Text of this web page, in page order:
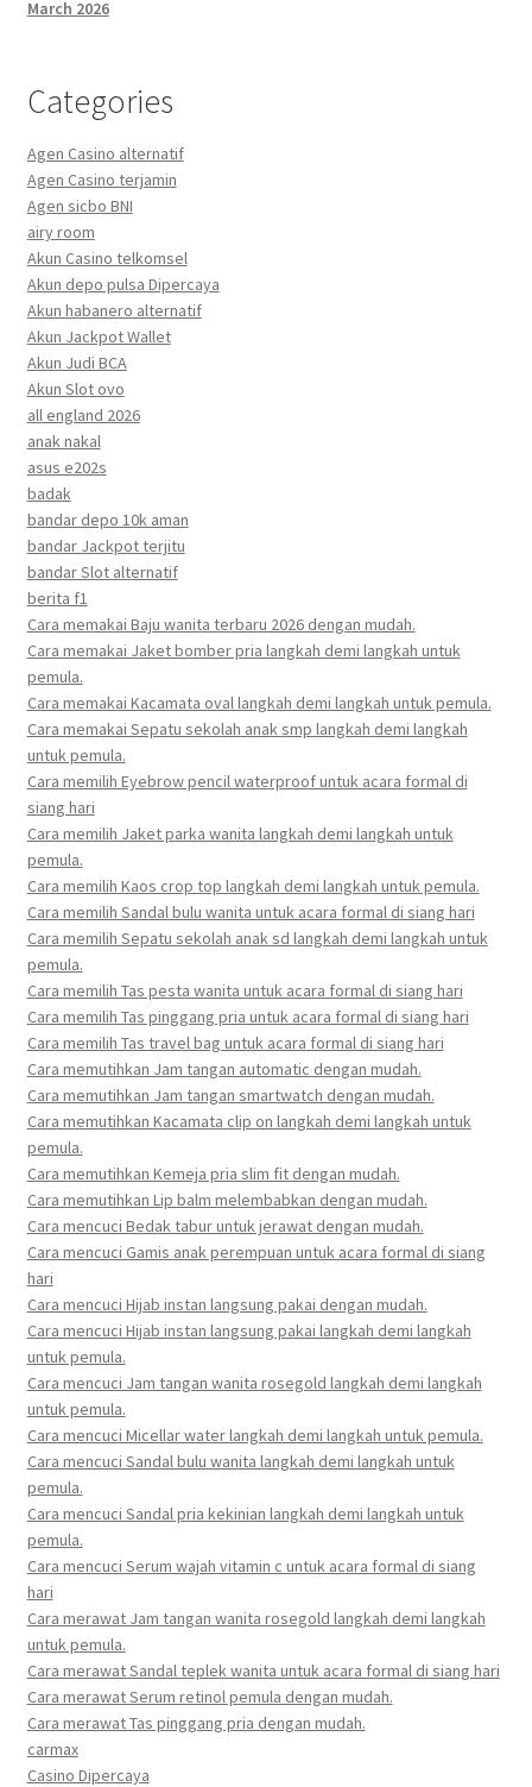
March 2026
Categories
Agen Casino alternatif
Agen Casino terjamin
Agen sicbo BNI
airy room
Akun Casino telkomsel
Akun depo pulsa Dipercaya
Akun habanero alternatif
Akun Jackpot Wallet
Akun Judi BCA
Akun Slot ovo
all england 2026
anak nakal
asus e202s
badak
bandar depo 10k aman
bandar Jackpot terjitu
bandar Slot alternatif
berita f1
Cara memakai Baju wanita terbaru 2026 dengan mudah.
Cara memakai Jaket bomber pria langkah demi langkah untuk
pemula.
Cara memakai Kacamata oval langkah demi langkah untuk pemula.
Cara memakai Sepatu sekolah anak smp langkah demi langkah
untuk pemula.
Cara memilih Eyebrow pencil waterproof untuk acara formal di
siang hari
Cara memilih Jaket parka wanita langkah demi langkah untuk
pemula.
Cara memilih Kaos crop top langkah demi langkah untuk pemula.
Cara memilih Sandal bulu wanita untuk acara formal di siang hari
Cara memilih Sepatu sekolah anak sd langkah demi langkah untuk
pemula.
Cara memilih Tas pesta wanita untuk acara formal di siang hari
Cara memilih Tas pinggang pria untuk acara formal di siang hari
Cara memilih Tas travel bag untuk acara formal di siang hari
Cara memutihkan Jam tangan automatic dengan mudah.
Cara memutihkan Jam tangan smartwatch dengan mudah.
Cara memutihkan Kacamata clip on langkah demi langkah untuk
pemula.
Cara memutihkan Kemeja pria slim fit dengan mudah.
Cara memutihkan Lip balm melembabkan dengan mudah.
Cara mencuci Bedak tabur untuk jerawat dengan mudah.
Cara mencuci Gamis anak perempuan untuk acara formal di siang
hari
Cara mencuci Hijab instan langsung pakai dengan mudah.
Cara mencuci Hijab instan langsung pakai langkah demi langkah
untuk pemula.
Cara mencuci Jam tangan wanita rosegold langkah demi langkah
untuk pemula.
Cara mencuci Micellar water langkah demi langkah untuk pemula.
Cara mencuci Sandal bulu wanita langkah demi langkah untuk
pemula.
Cara mencuci Sandal pria kekinian langkah demi langkah untuk
pemula.
Cara mencuci Serum wajah vitamin c untuk acara formal di siang
hari
Cara merawat Jam tangan wanita rosegold langkah demi langkah
untuk pemula.
Cara merawat Sandal teplek wanita untuk acara formal di siang hari
Cara merawat Serum retinol pemula dengan mudah.
Cara merawat Tas pinggang pria dengan mudah.
carmax
Casino Dipercaya